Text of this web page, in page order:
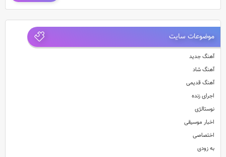
موزیک و تنظیم : مصطفی
موضوعات سایت
آهنگ جدید
آهنگ شاد
آهنگ قدیمی
اجرای زنده
نوستالژی
اخبار موسیقی
اختصاصی
به زودی